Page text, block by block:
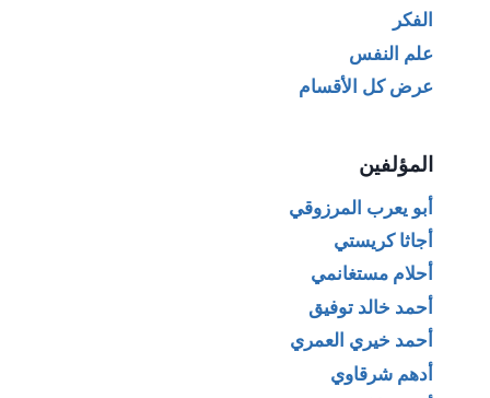
الفكر
علم النفس
عرض كل الأقسام
المؤلفين
أبو يعرب المرزوقي
أجاثا كريستي
أحلام مستغانمي
أحمد خالد توفيق
أحمد خيري العمري
أدهم شرقاوي